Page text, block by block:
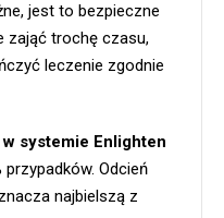
jest to bezpieczne
zająć trochę czasu,
leczenie zgodnie
systemie Enlighten
przypadków. Odcień
najbielszą z